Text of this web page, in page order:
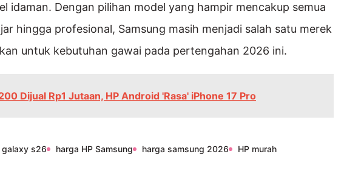
idaman. Dengan pilihan model yang hampir mencakup semua
hingga profesional, Samsung masih menjadi salah satu merek
untuk kebutuhan gawai pada pertengahan 2026 ini.
Dijual Rp1 Jutaan, HP Android 'Rasa' iPhone 17 Pro
galaxy s26 harga HP Samsung harga samsung 2026
HP murah